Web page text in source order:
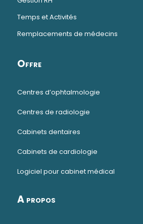
Temps et Activités
Remplacements de médecins
Offre
Centres d’ophtalmologie
Centres de radiologie
Cabinets dentaires
Cabinets de cardiologie
Logiciel pour cabinet médical
A propos